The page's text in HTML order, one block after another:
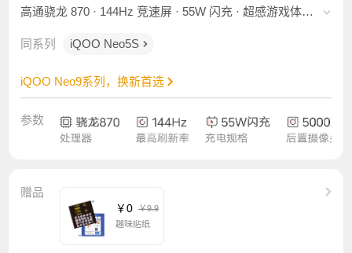
高通骁龙 870 · 144Hz 竞速屏 · 55W 闪充 · 超感游戏体验
同系列
iQOO Neo5S
iQOO Neo9系列，换新首选
参数
赠品
￥0 ￥9.9
趣味贴纸